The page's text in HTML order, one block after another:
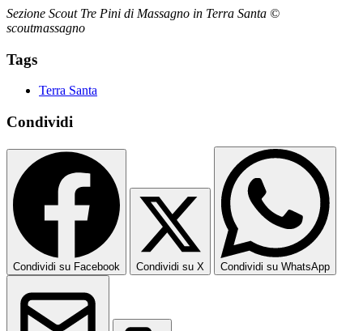
Sezione Scout Tre Pini di Massagno in Terra Santa ©
scoutmassagno
Tags
Terra Santa
Condividi
Condividi su Facebook Condividi su X Condividi su WhatsApp